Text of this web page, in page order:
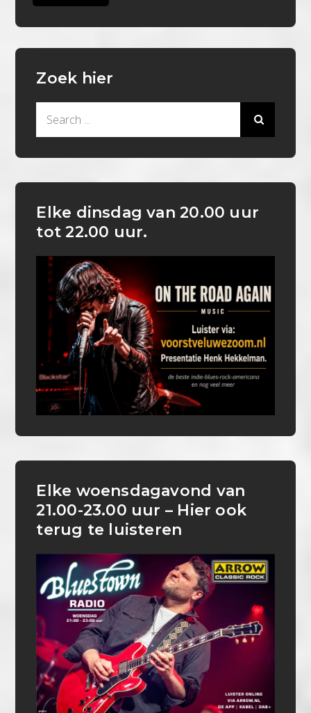
Zoek hier
Elke dinsdag van 20.00 uur
tot 22.00 uur.
Elke woensdagavond van
21.00-23.00 uur – Hier ook
terug te luisteren